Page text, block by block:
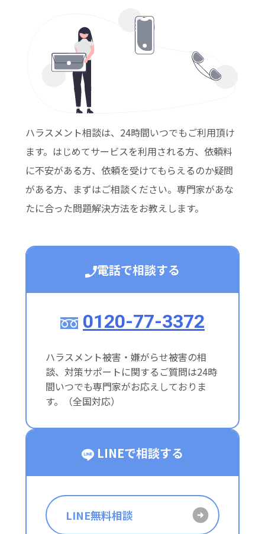
ハラスメント相談は、24時間いつでもご利用頂け
ます。はじめてサービスを利用される方、依頼料
に不安がある方、依頼を受けてもらえるのか疑問
がある方、まずはご相談ください。専門家があな
たに合った問題解決方法をお教えします。
電話で相談する
0120-77-3372
ハラスメント被害・嫌がらせ被害の相
談、対策サポートに関するご質問は24時
間いつでも専門家がお応えしておりま
す。（全国対応）
LINEで相談する
LINE無料相談